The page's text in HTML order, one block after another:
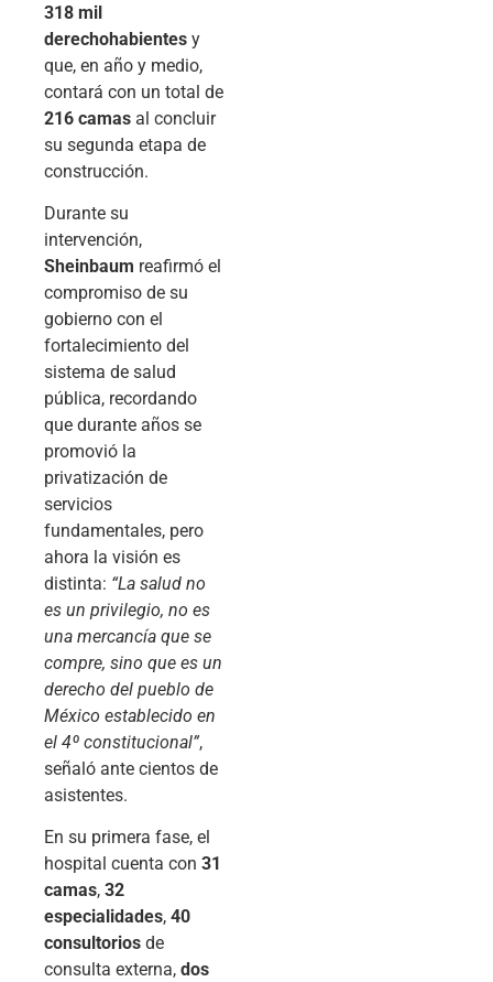
318 mil
derechohabientes y
que, en año y medio,
contará con un total de
216 camas al concluir
su segunda etapa de
construcción.
Durante su
intervención,
Sheinbaum reafirmó el
compromiso de su
gobierno con el
fortalecimiento del
sistema de salud
pública, recordando
que durante años se
promovió la
privatización de
servicios
fundamentales, pero
ahora la visión es
distinta: “La salud no
es un privilegio, no es
una mercancía que se
compre, sino que es un
derecho del pueblo de
México establecido en
el 4º constitucional”,
señaló ante cientos de
asistentes.
En su primera fase, el
hospital cuenta con 31
camas, 32
especialidades, 40
consultorios de
consulta externa, dos